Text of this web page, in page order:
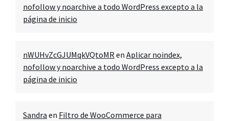
nofollow y noarchive a todo WordPress excepto a la
página de inicio
nWUHvZcGJUMqkVQtoMR en Aplicar noindex,
nofollow y noarchive a todo WordPress excepto a la
página de inicio
Sandra en Filtro de WooCommerce para